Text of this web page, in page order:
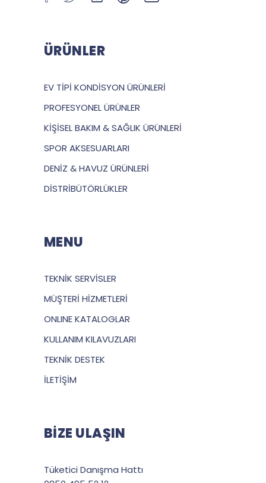
ÜRÜNLER
EV TİPİ KONDİSYON ÜRÜNLERİ
PROFESYONEL ÜRÜNLER
KİŞİSEL BAKIM & SAĞLIK ÜRÜNLERİ
SPOR AKSESUARLARI
DENİZ & HAVUZ ÜRÜNLERİ
DİSTRİBÜTÖRLÜKLER
MENU
TEKNİK SERVİSLER
MÜŞTERİ HİZMETLERİ
ONLINE KATALOGLAR
KULLANIM KILAVUZLARI
TEKNİK DESTEK
İLETİŞİM
BİZE ULAŞIN
Tüketici Danışma Hattı